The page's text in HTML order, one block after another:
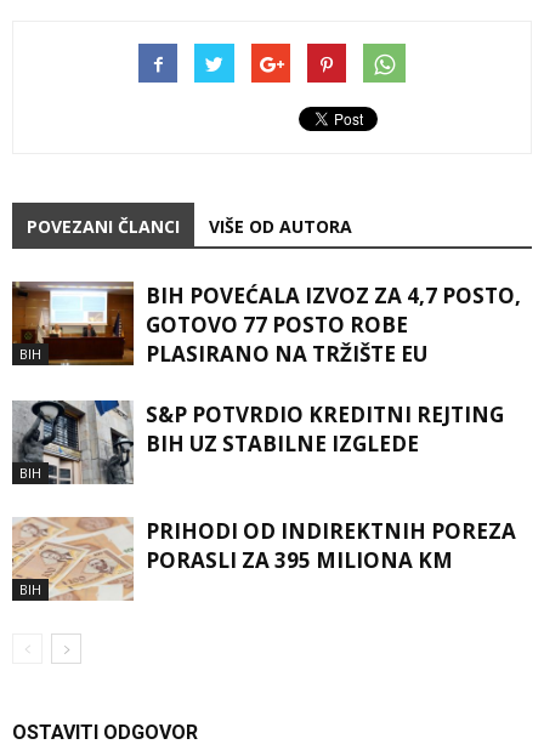
POVEZANI ČLANCI VIŠE OD AUTORA
BIH
BIH POVEĆALA IZVOZ ZA 4,7 POSTO,
GOTOVO 77 POSTO ROBE
PLASIRANO NA TRŽIŠTE EU
BIH
S&P POTVRDIO KREDITNI REJTING
BIH UZ STABILNE IZGLEDE
BIH
PRIHODI OD INDIREKTNIH POREZA
PORASLI ZA 395 MILIONA KM
OSTAVITI ODGOVOR